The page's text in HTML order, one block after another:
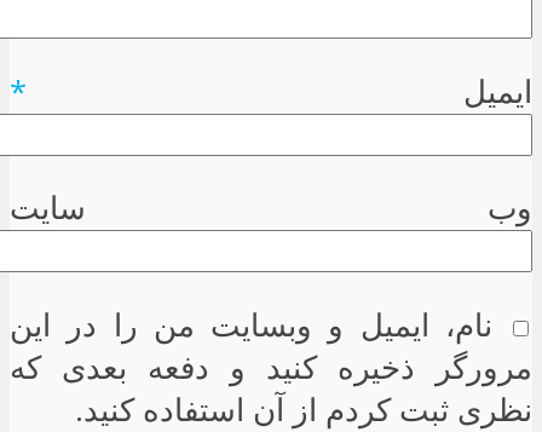
ایمیل *
وب سایت
نام، ایمیل و وبسایت من را در این
مرورگر ذخیره کنید و دفعه بعدی که
نظری ثبت کردم از آن استفاده کنید.